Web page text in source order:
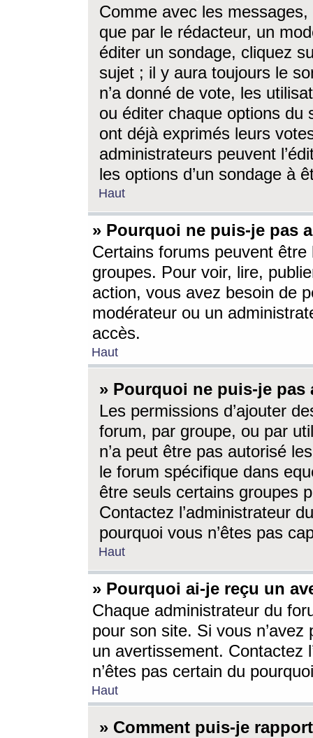
Comme avec les
que par le rédacteur, un
éditer un sondage, cliquez
sujet ; il y aura toujours le
n’a donné de vote, les
ou éditer chaque options du
ont déjà exprimés leurs
administrateurs peuvent
les options d’un sondage à
Haut
» Pourquoi ne puis-je pas
Certains forums peuvent être
groupes. Pour voir, lire,
action, vous avez besoin de
modérateur ou un
accès.
Haut
» Pourquoi ne puis-je
Les permissions d’ajouter
forum, par groupe, ou par
n’a peut être pas autorisé
le forum spécifique dans
être seuls certains groupes
Contactez l’administrateur
pourquoi vous n’êtes pas
Haut
» Pourquoi ai-je reçu un
Chaque administrateur du
pour son site. Si vous
un avertissement. Contactez
n’êtes pas certain du
Haut
» Comment puis-je